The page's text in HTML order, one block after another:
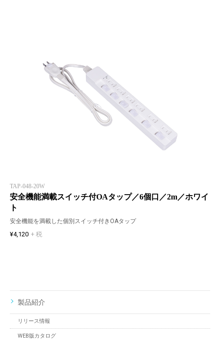
TAP-048-20W
安全機能満載スイッチ付OAタップ／6個口／2m／ホワイ
ト
安全機能を満載した個別スイッチ付きOAタップ
¥4,120 + 税
製品紹介
リリース情報
WEB版カタログ